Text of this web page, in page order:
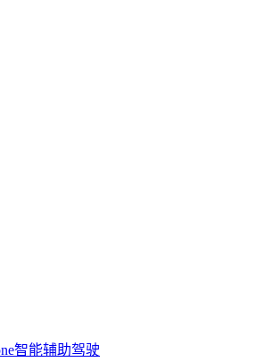
智能辅助驾驶